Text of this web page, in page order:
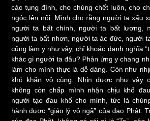
cáo tụng đình, cho chúng chết luôn, cho
ngóc lên nổi. Mình cho rằng người ta xấu
người ta bất chính, người ta bất lương,
người ta bất nhơn, người ta ác đức, người
cũng làm y như vậy, chỉ khoác danh nghĩa
khác gì người ta đâu? Phản ứng y chang
làm cho mình thực là dễ dàng. Còn như
khó khăn vô cùng. Nhịn được như vậy
không còn chấp mình nhận chịu khổ
người tạo đau khổ cho mình, tức là
hành được “giáo lý vô ngã” của đạo Phật.